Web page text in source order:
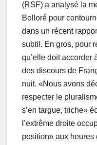
(RSF) a analysé la
Bolloré pour
dans un récent
subtil. En gros, pour
qu’elle doit accorder
des discours de
nuit. «Nous avons
respecter le
s’en targue, triche»
l’extrême droite
position» aux heures